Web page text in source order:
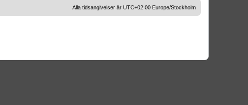
Alla tidsangivelser är UTC+02:00 Europe/Stockholm